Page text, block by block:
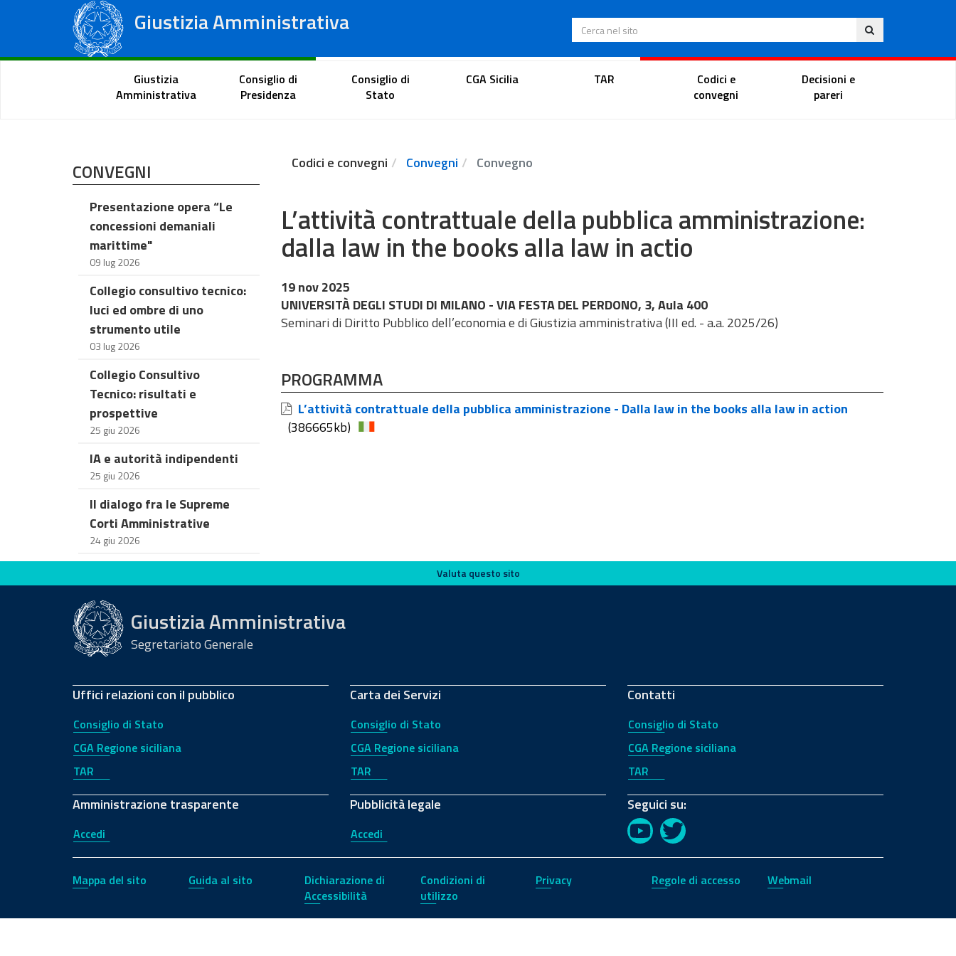
Giustizia Amministrativa
Tribunali Amministrativi Regionali
Ita
Cerca nel sito
Portale del cittadino Portale dell'avvocato Portale del magistrato
Giustizia
Amministrativa
Consiglio di
Presidenza
Consiglio di
Stato
CGA Sicilia TAR
Codici e
convegni
Decisioni e
pareri
CONVEGNI
Presentazione opera “Le
concessioni demaniali
marittime"
09 lug 2026
Collegio consultivo tecnico:
luci ed ombre di uno
strumento utile
03 lug 2026
Collegio Consultivo
Tecnico: risultati e
prospettive
25 giu 2026
IA e autorità indipendenti
25 giu 2026
Il dialogo fra le Supreme
Corti Amministrative
24 giu 2026
Codici e convegni Convegni Convegno
L’attività contrattuale della pubblica amministrazione:
dalla law in the books alla law in actio
19 nov 2025
UNIVERSITÀ DEGLI STUDI DI MILANO - VIA FESTA DEL PERDONO, 3, Aula 400
Seminari di Diritto Pubblico dell’economia e di Giustizia amministrativa (III ed. - a.a. 2025/26)
PROGRAMMA
L’attività contrattuale della pubblica amministrazione - Dalla law in the books alla law in action
(386665kb)
Valuta questo sito Valuta questo sito
Giustizia Amministrativa
Segretariato Generale
Uffici relazioni con il pubblico
Consiglio di Stato
CGA Regione siciliana
TAR
Amministrazione trasparente
Accedi
Carta dei Servizi
Consiglio di Stato
CGA Regione siciliana
TAR
Pubblicità legale
Accedi
Contatti
Consiglio di Stato
CGA Regione siciliana
TAR
Seguici su:
YouTubeTwitter
Mappa del sito Guida al sito
Dichiarazione di
Accessibilità
Condizioni di
utilizzo
Privacy Regole di accesso Webmail